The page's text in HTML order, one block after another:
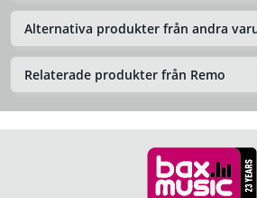
Alternativa produkter från andra
Relaterade produkter från Remo